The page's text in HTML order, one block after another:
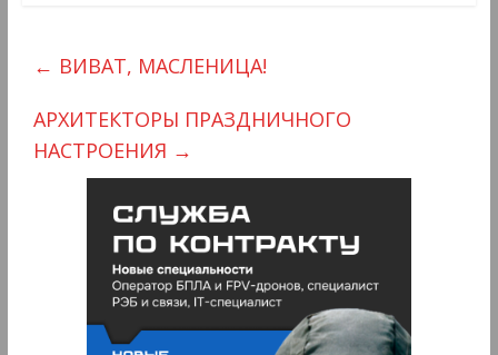
← ВИВАТ, МАСЛЕНИЦА!
АРХИТЕКТОРЫ ПРАЗДНИЧНОГО
НАСТРОЕНИЯ →